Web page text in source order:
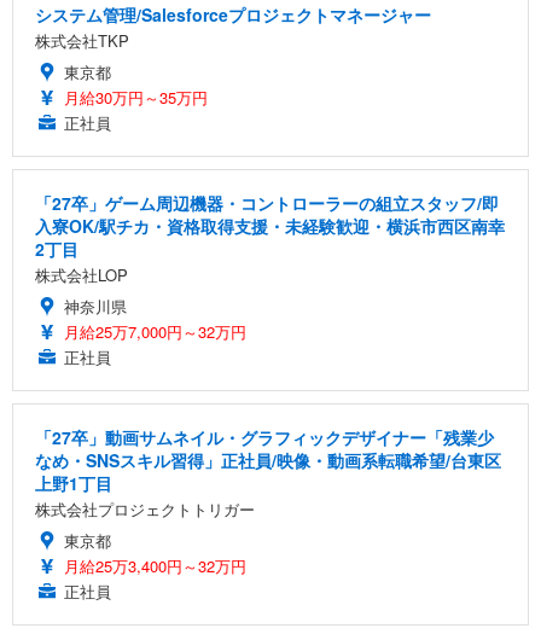
システム管理/Salesforceプロジェクトマネージャー
株式会社TKP
東京都
月給30万円～35万円
正社員
「27卒」ゲーム周辺機器・コントローラーの組立スタッフ/即
入寮OK/駅チカ・資格取得支援・未経験歓迎・横浜市西区南幸
2丁目
株式会社LOP
神奈川県
月給25万7,000円～32万円
正社員
「27卒」動画サムネイル・グラフィックデザイナー「残業少
なめ・SNSスキル習得」正社員/映像・動画系転職希望/台東区
上野1丁目
株式会社プロジェクトトリガー
東京都
月給25万3,400円～32万円
正社員